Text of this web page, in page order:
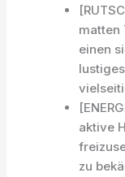
matten
einen
aktive
zu